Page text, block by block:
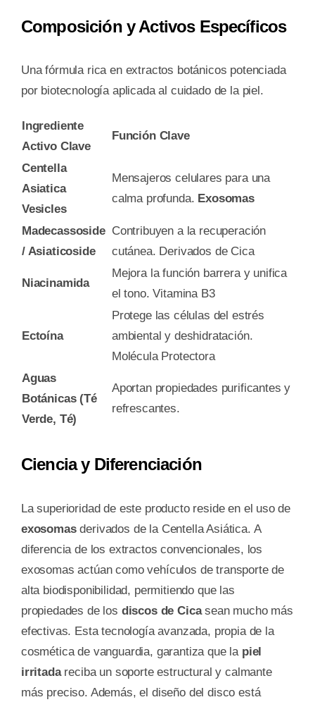
Composición y Activos Específicos
Una fórmula rica en extractos botánicos potenciada
por biotecnología aplicada al cuidado de la piel.
Ingrediente
Activo Clave
Función Clave
Centella
Asiatica
Vesicles
Mensajeros celulares para una
calma profunda. Exosomas
Madecassoside
/ Asiaticoside
Contribuyen a la recuperación
cutánea. Derivados de Cica
Niacinamida
Mejora la función barrera y unifica
el tono. Vitamina B3
Ectoína
Protege las células del estrés
ambiental y deshidratación.
Molécula Protectora
Aguas
Botánicas (Té
Verde, Té)
Aportan propiedades purificantes y
refrescantes.
Ciencia y Diferenciación
La superioridad de este producto reside en el uso de
exosomasderivados de la Centella Asiática. A
diferencia de los extractos convencionales, los
exosomas actúan como vehículos de transporte de
alta biodisponibilidad, permitiendo que las
propiedades de los discos de Cicasean mucho más
efectivas. Esta tecnología avanzada, propia de la
cosmética de vanguardia, garantiza que la piel
irritadareciba un soporte estructural y calmante
más preciso. Además, el diseño del disco está